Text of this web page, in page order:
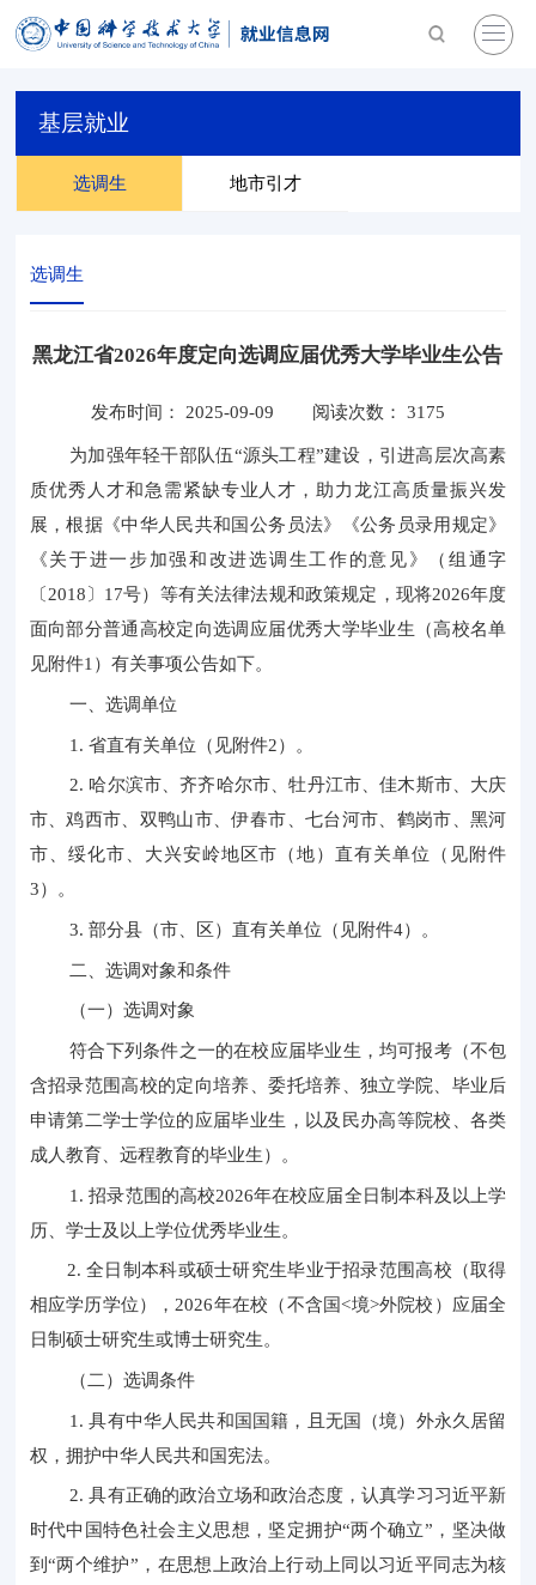
基层就业
选调生 地市引才
选调生
黑龙江省2026年度定向选调应届优秀大学毕业生公告
发布时间： 2025-09-09 阅读次数： 3175
为加强年轻干部队伍“源头工程”建设，引进高层次高素
质优秀人才和急需紧缺专业人才，助力龙江高质量振兴发
展，根据《中华人民共和国公务员法》《公务员录用规定》
《关于进一步加强和改进选调生工作的意见》（组通字
〔2018〕17号）等有关法律法规和政策规定，现将2026年度
面向部分普通高校定向选调应届优秀大学毕业生（高校名单
见附件1）有关事项公告如下。
一、选调单位
1. 省直有关单位（见附件2）。
2. 哈尔滨市、齐齐哈尔市、牡丹江市、佳木斯市、大庆
市、鸡西市、双鸭山市、伊春市、七台河市、鹤岗市、黑河
市、绥化市、大兴安岭地区市（地）直有关单位（见附件
3）。
3. 部分县（市、区）直有关单位（见附件4）。
二、选调对象和条件
（一）选调对象
符合下列条件之一的在校应届毕业生，均可报考（不包
含招录范围高校的定向培养、委托培养、独立学院、毕业后
申请第二学士学位的应届毕业生，以及民办高等院校、各类
成人教育、远程教育的毕业生）。
1. 招录范围的高校2026年在校应届全日制本科及以上学
历、学士及以上学位优秀毕业生。
2. 全日制本科或硕士研究生毕业于招录范围高校（取得
相应学历学位），2026年在校（不含国<境>外院校）应届全
日制硕士研究生或博士研究生。
（二）选调条件
1. 具有中华人民共和国国籍，且无国（境）外永久居留
权，拥护中华人民共和国宪法。
2. 具有正确的政治立场和政治态度，认真学习习近平新
时代中国特色社会主义思想，坚定拥护“两个确立”，坚决做
到“两个维护”，在思想上政治上行动上同以习近平同志为核